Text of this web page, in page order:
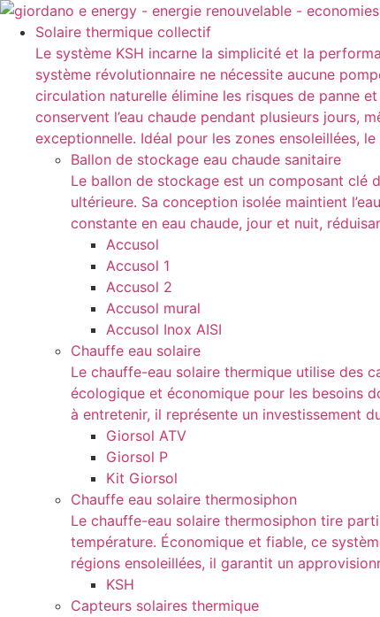
Aller
contenu
Solaire thermique collectif
Le système KSH incarne la simplicité et la
système révolutionnaire ne nécessite aucune
circulation naturelle élimine les risques de panne
conservent l’eau chaude pendant plusieurs jours,
exceptionnelle. Idéal pour les zones ensoleillées,
Ballon de stockage eau chaude sanitaire
Le ballon de stockage est un composant clé
ultérieure. Sa conception isolée maintient
constante en eau chaude, jour et nuit,
Accusol
Accusol 1
Accusol 2
Accusol mural
Accusol Inox AISI
Chauffe eau solaire
Le chauffe-eau solaire thermique utilise des
écologique et économique pour les besoins
à entretenir, il représente un investissement
Giorsol ATV
Giorsol P
Kit Giorsol
Chauffe eau solaire thermosiphon
Le chauffe-eau solaire thermosiphon tire
température. Économique et fiable, ce
régions ensoleillées, il garantit un
KSH
Capteurs solaires thermique